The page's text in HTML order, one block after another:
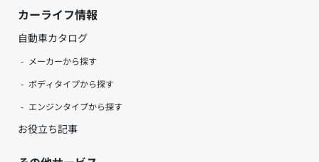
カーライフ情報
自動車カタログ
メーカーから探す
ボディタイプから探す
エンジンタイプから探す
お役立ち記事